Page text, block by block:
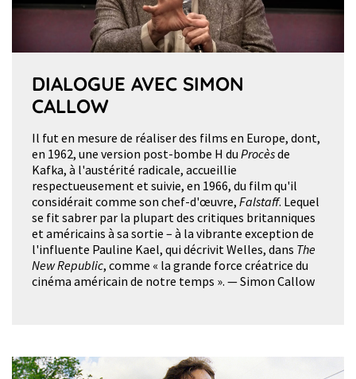
DIALOGUE AVEC SIMON
CALLOW
Il fut en mesure de réaliser des films en Europe, dont,
en 1962, une version post-bombe H du Procèsde
Kafka, à l'austérité radicale, accueillie
respectueusement et suivie, en 1966, du film qu'il
considérait comme son chef-d'œuvre, Falstaff. Lequel
se fit sabrer par la plupart des critiques britanniques
et américains à sa sortie – à la vibrante exception de
l'influente Pauline Kael, qui décrivit Welles, dans The
New Republic, comme « la grande force créatrice du
cinéma américain de notre temps ». — Simon Callow